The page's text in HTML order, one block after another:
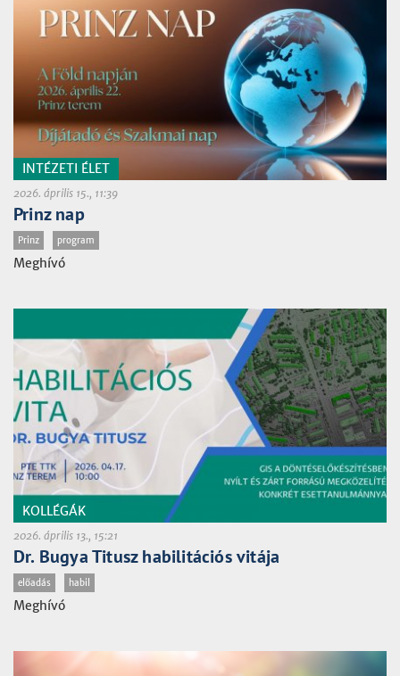
INTÉZETI ÉLET
2026. április 15., 11:39
Prinz nap
Prinz program
Meghívó
KOLLÉGÁK
2026. április 13., 15:21
Dr. Bugya Titusz habilitációs vitája
előadás habil
Meghívó